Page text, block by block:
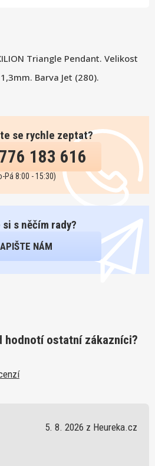
Triangle Pendant. Velikost
Barva Jet (280).
se rychle zeptat?
183 616
Pá 8:00 - 15:30)
s něčím rady?
NÁM
hodnotí ostatní zákazníci?
5. 8. 2026 z Heureka.cz